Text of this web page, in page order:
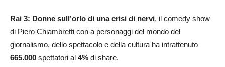
Rai 3: Donne sull’orlo di una crisi di nervi, il comedy show
di Piero Chiambretti con a personaggi del mondo del
giornalismo, dello spettacolo e della cultura ha intrattenuto
665.000 spettatori al 4% di share.